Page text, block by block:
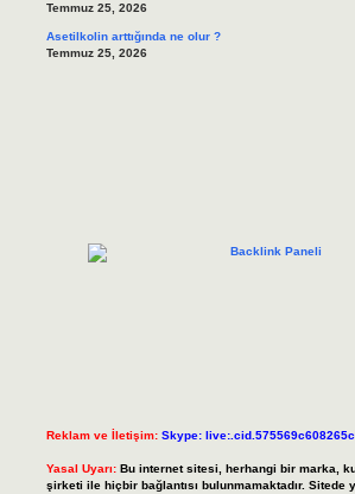
Temmuz 25, 2026
Asetilkolin arttığında ne olur ?
Temmuz 25, 2026
Reklam ve İletişim: Skype:
Yasal Uyarı: Bu internet sitesi, herhangi bir marka,
şirketi ile hiçbir bağlantısı bulunmamaktadır. Sitede